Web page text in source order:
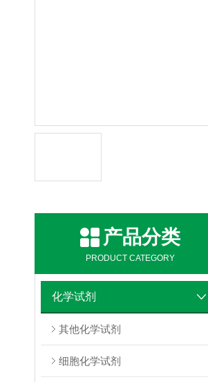
产品分类
PRODUCT CATEGORY
化学试剂
其他化学试剂
细胞化学试剂